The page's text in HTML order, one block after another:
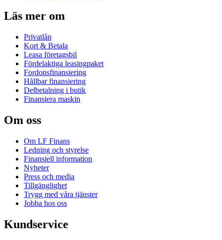
Läs mer om
Privatlån
Kort & Betala
Leasa företagsbil
Fördelaktiga leasingpaket
Fordonsfinansiering
Hållbar finansiering
Delbetalning i butik
Finansiera maskin
Om oss
Om LF Finans
Ledning och styrelse
Finansiell information
Nyheter
Press och media
Tillgänglighet
Trygg med våra tjänster
Jobba hos oss
Kundservice